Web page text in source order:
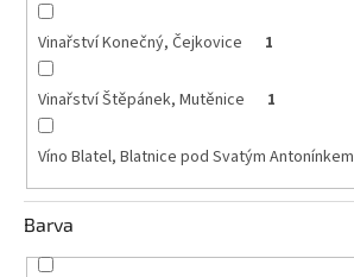
Vinařství Konečný, Čejkovice 1
Vinařství Štěpánek, Mutěnice 1
Víno Blatel, Blatnice pod Svatým Antonínkem
Barva